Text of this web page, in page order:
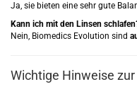
Ja, sie bieten eine sehr gute
Kann ich mit den Linsen
Nein, Biomedics Evolution sind
Wichtige Hinweise